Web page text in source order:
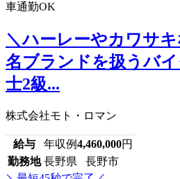
車通勤OK
＼ハーレーやカワサ
名ブランドを扱うバ
士2級...
株式会社モト・ロマン
給与 年収例4,460,000円
勤務地 長野県 長野市